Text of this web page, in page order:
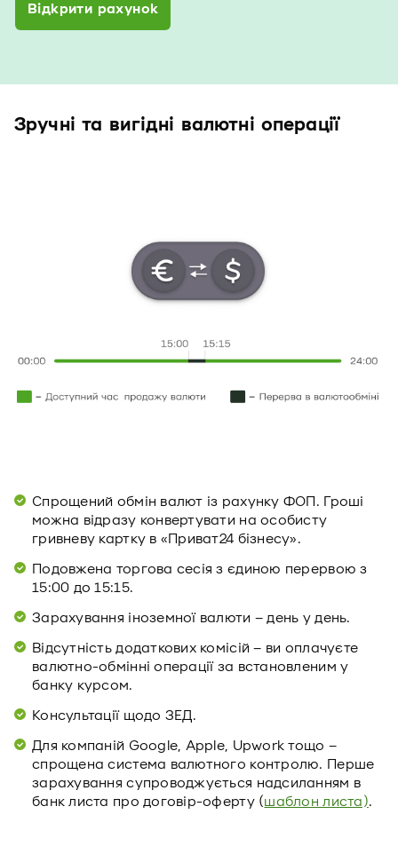
Відкрити рахунок
Зручні та вигідні валютні операції
Спрощений обмін валют із рахунку ФОП. Гроші
можна відразу конвертувати на особисту
гривневу картку в «Приват24 бізнесу».
Подовжена торгова сесія з єдиною перервою з
15:00 до 15:15.
Зарахування іноземної валюти – день у день.
Відсутність додаткових комісій – ви оплачуєте
валютно-обмінні операції за встановленим у
банку курсом.
Консультації щодо ЗЕД.
Для компаній Google, Apple, Upwork тощо –
спрощена система валютного контролю. Перше
зарахування супроводжується надсиланням в
банк листа про договір-оферту (шаблон листа).